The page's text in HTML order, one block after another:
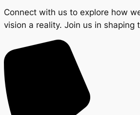
Connect with us to explore how
vision a reality. Join us in shaping